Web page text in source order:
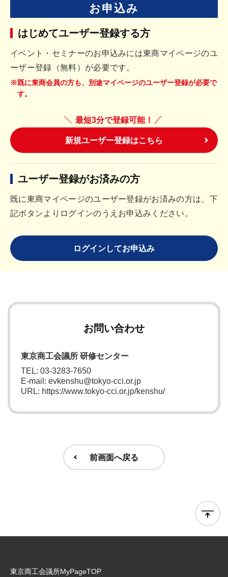
お申込み
はじめてユーザー登録する方
イベント・セミナーのお申込みには東商マイページのユ
ーザー登録（無料）が必要です。
※既に東商会員の方も、別途マイページのユーザー登録が必要で
す。
最短3分で登録可能！
新規ユーザー登録はこちら
ユーザー登録がお済みの方
既に東商マイページのユーザー登録がお済みの方は、下
記ボタンよりログインのうえお申込みください。
ログインしてお申込み
お問い合わせ
東京商工会議所 研修センター
TEL: 03-3283-7650
E-mail: evkenshu@tokyo-cci.or.jp
URL: https://www.tokyo-cci.or.jp/kenshu/
前画面へ戻る
東京商工会議所MyPageTOP